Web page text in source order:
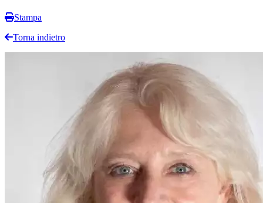
Stampa
Torna indietro